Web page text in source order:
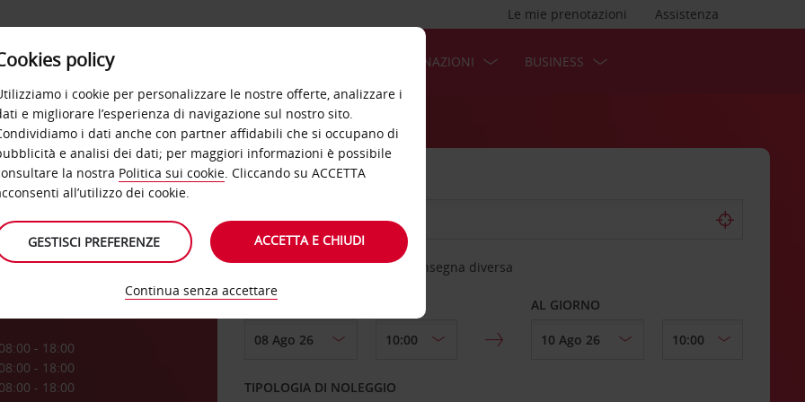
Assistenza
Le mie prenotazioni
OFFERTE DESTINAZIONI BUSINESS
08:00 - 18:00
08:00 - 18:00
08:00 - 18:00
Scegli una località di riconsegna diversa
DAL GIORNO AL GIORNO
TIPOLOGIA DI NOLEGGIO
policy
i cookie per personalizzare le nostre offerte, analizzare i
e migliorare l’esperienza di navigazione sul nostro sito.
i dati anche con partner affidabili che si occupano di
e analisi dei dati; per maggiori informazioni è possibile
la nostra Politica sui cookie. Cliccando su ACCETTA
all’utilizzo dei cookie.
GESTISCI PREFERENZE ACCETTA E CHIUDI
Continua senza accettare